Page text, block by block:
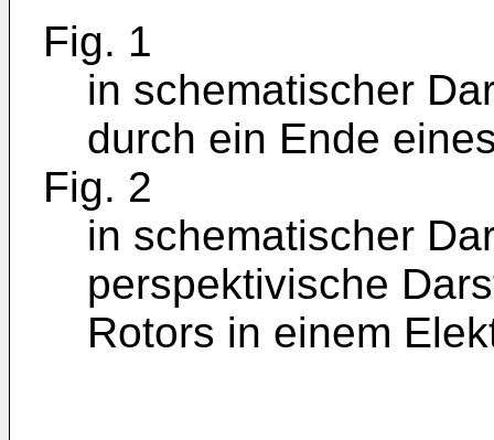
Fig. 1
in schematischer
durch ein Ende
Fig. 2
in schematischer
perspektivische
Rotors in einem